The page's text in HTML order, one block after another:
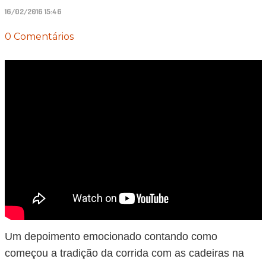
16/02/2016 15:46
0 Comentários
Um depoimento emocionado contando como
começou a tradição da corrida com as cadeiras na